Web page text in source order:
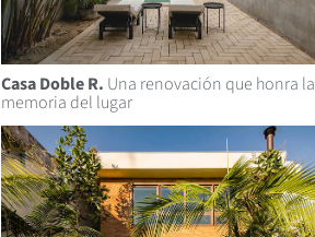
Casa Doble R. Una renovación que honra la
memoria del lugar